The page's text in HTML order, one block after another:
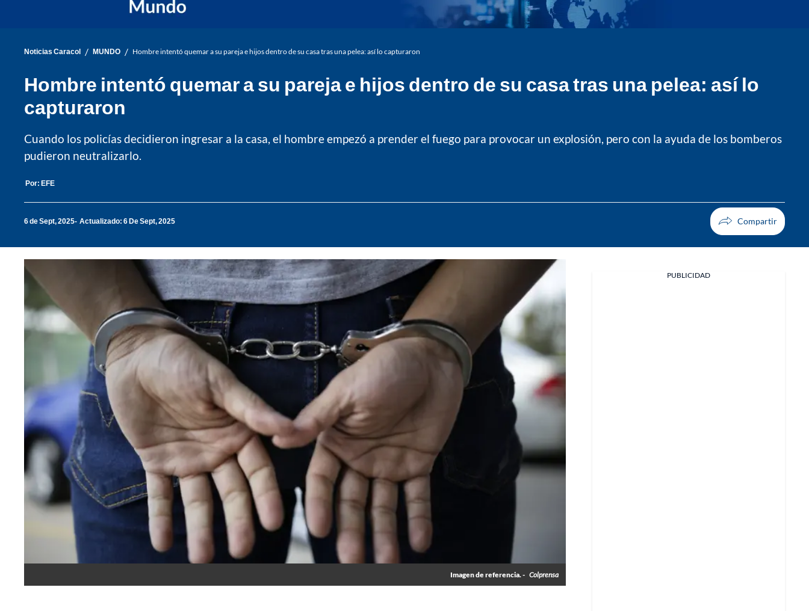
Noticias Caracol / MUNDO / Hombre intentó quemar a su pareja e hijos dentro de su casa tras una pelea: así lo capturaron
Hombre intentó quemar a su pareja e hijos dentro de su casa tras una pelea: así lo
capturaron
Cuando los policías decidieron ingresar a la casa, el hombre empezó a prender el fuego para provocar un explosión, pero con la ayuda de los bomberos
pudieron neutralizarlo.
Por: EFE
6 de Sept, 2025 Actualizado: 6 De Sept, 2025
Imagen de referencia. - Colprensa
PUBLICIDAD